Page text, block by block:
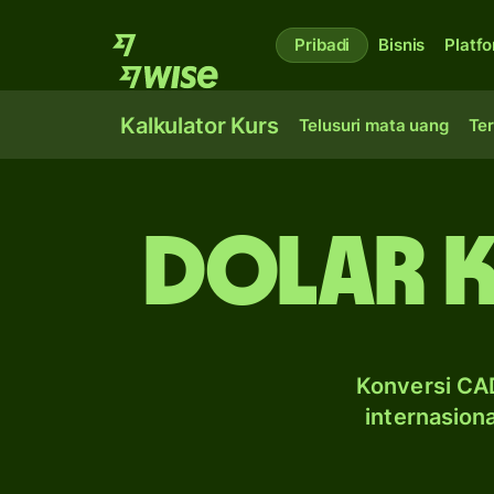
Pribadi Bisnis
Kalkulator Kurs Telusuri mata uang
dolar
Konversi